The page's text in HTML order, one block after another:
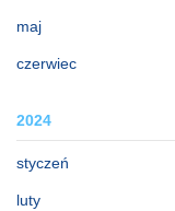
maj
czerwiec
2024
styczeń
luty